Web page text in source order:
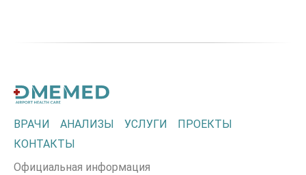
ВРАЧИ АНАЛИЗЫ УСЛУГИ
ПРОЕКТЫ
КОНТАКТЫ
Официальная информация